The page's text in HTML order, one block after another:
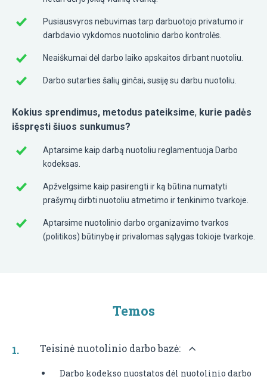
Pusiausvyros nebuvimas tarp darbuotojo privatumo ir
darbdavio vykdomos nuotolinio darbo kontrolės.
Neaiškumai dėl darbo laiko apskaitos dirbant nuotoliu.
Darbo sutarties šalių ginčai, susiję su darbu nuotoliu.
Kokius sprendimus, metodus pateiksime, kurie padės
išspręsti šiuos sunkumus?
Aptarsime kaip darbą nuotoliu reglamentuoja Darbo
kodeksas.
Apžvelgsime kaip pasirengti ir ką būtina numatyti
prašymų dirbti nuotoliu atmetimo ir tenkinimo tvarkoje.
Aptarsime nuotolinio darbo organizavimo tvarkos
(politikos) būtinybę ir privalomas sąlygas tokioje tvarkoje.
Temos
Teisinė nuotolinio darbo bazė:
Darbo kodekso nuostatos dėl nuotolinio darbo